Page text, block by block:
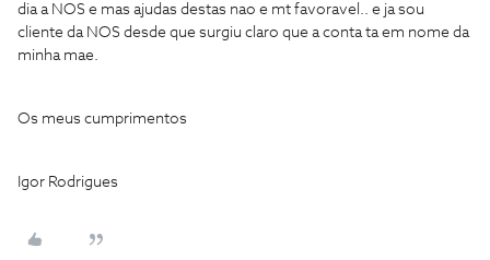
dia a NOS e mas ajudas destas nao e mt favoravel.. e ja sou
cliente da NOS desde que surgiu claro que a conta ta em nome da
minha mae.
Os meus cumprimentos
Igor Rodrigues